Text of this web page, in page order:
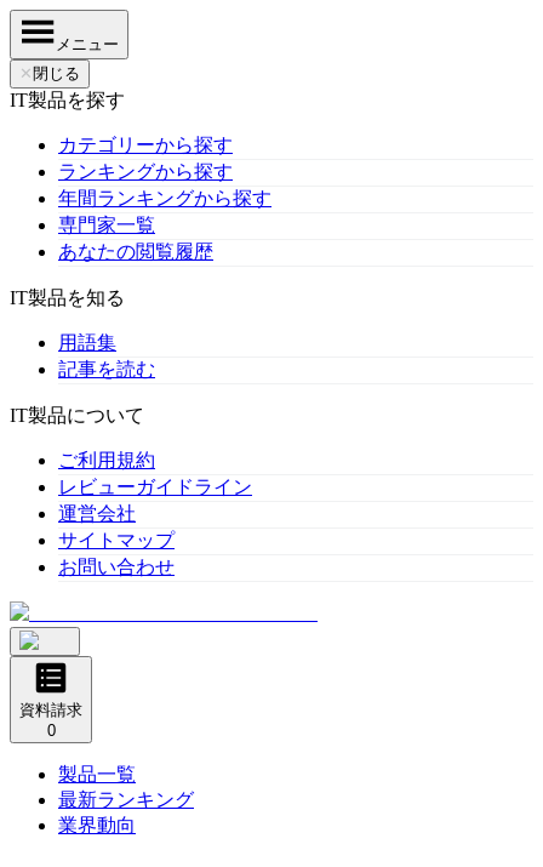
メニュー
✕ 閉じる
IT製品を探す
カテゴリーから探す
ランキングから探す
年間ランキングから探す
専門家一覧
あなたの閲覧履歴
IT製品を知る
用語集
記事を読む
IT製品について
ご利用規約
レビューガイドライン
運営会社
サイトマップ
お問い合わせ
資料請求
0
製品一覧
最新ランキング
業界動向